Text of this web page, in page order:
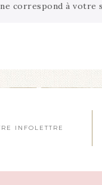
correspond à votre
INFOLETTRE